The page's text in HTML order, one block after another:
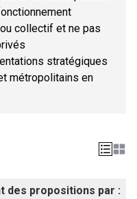
collectif et ne pas
stratégiques
métropolitains en
des propositions par :